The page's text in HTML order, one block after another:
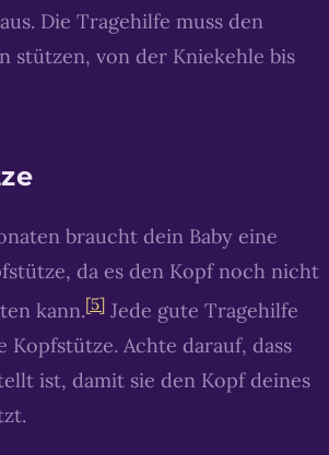
Die Tragehilfe muss den
stützen, von der Kniekehle bis
braucht dein Baby eine
da es den Kopf noch nicht
kann.[5] Jede gute Tragehilfe
Kopfstütze. Achte darauf, dass
ist, damit sie den Kopf deines